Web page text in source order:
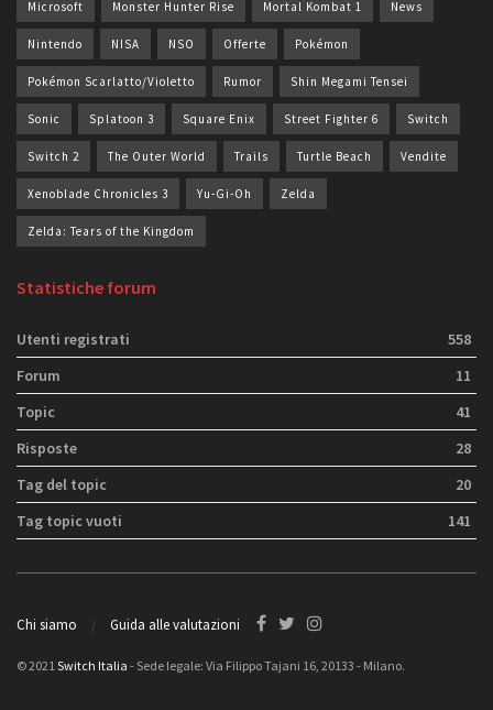
Microsoft Monster Hunter Rise Mortal Kombat 1 News
Nintendo NISA NSO Offerte Pokémon
Pokémon Scarlatto/Violetto Rumor Shin Megami Tensei
Sonic Splatoon 3 Square Enix Street Fighter 6 Switch
Switch 2 The Outer World Trails Turtle Beach Vendite
Xenoblade Chronicles 3 Yu-Gi-Oh Zelda
Zelda: Tears of the Kingdom
Statistiche forum
Utenti registrati
558
Forum
11
Topic
41
Risposte
28
Tag del topic
20
Tag topic vuoti
141
Chi siamo Guida alle valutazioni
© 2021Switch Italia - Sede legale: Via Filippo Tajani 16, 20133 - Milano.